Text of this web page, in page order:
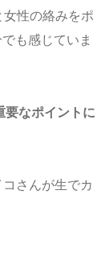
性の絡みをポ
も感じていま
なポイントに
さんが生でカ